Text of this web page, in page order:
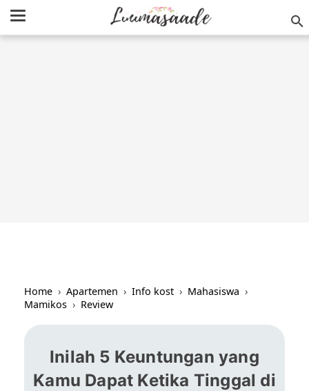
-->
Home › Apartemen › Info kost › Mahasiswa ›
Mamikos › Review
Inilah 5 Keuntungan yang
Kamu Dapat Ketika Tinggal di